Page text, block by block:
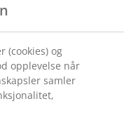
(cookies) og
opplevelse når
samler